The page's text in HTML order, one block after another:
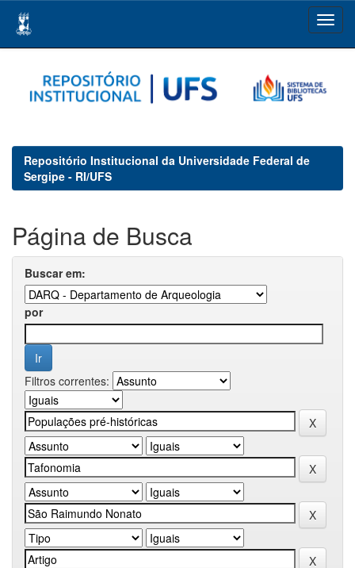
navigation
Repositório Institucional da Universidade Federal de
Sergipe - RI/UFS
Página de Busca
Buscar em:
por
Filtros correntes: